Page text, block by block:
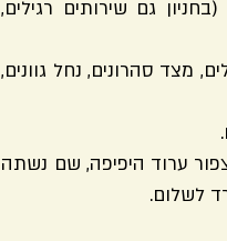
גם שירותים רגילים,
מצד סהרונים, נחל גוונים,
את המסע במצפור ערוד היפיפה, שם נשתה
לשלום.